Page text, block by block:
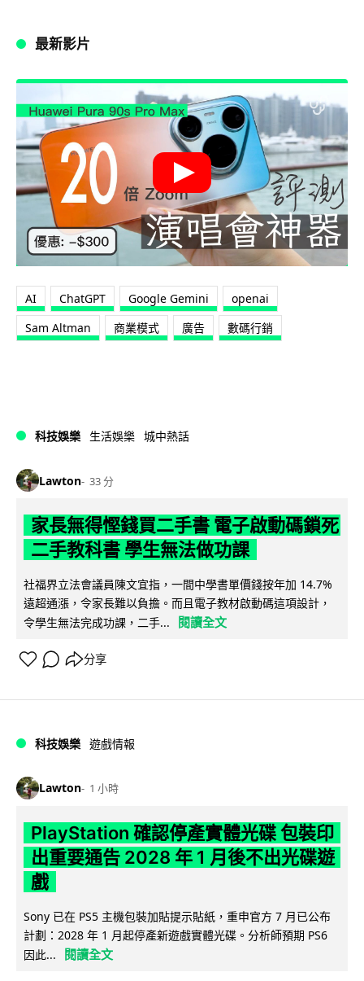
最新影片
AI ChatGPT Google Gemini
openai
Sam Altman
商業模式 廣告 數碼行銷
科技娛樂 生活娛樂 城中熱話
Lawton 33 分
家長無得慳錢買二手書 電子啟動碼鎖死
二手教科書 學生無法做功課
社福界立法會議員陳文宜指，一間中學書單價錢按年加 14.7%
遠超通漲，令家長難以負擔。而且電子教材啟動碼這項設計，
令學生無法完成功課，二手...
閱讀全文
分享
科技娛樂 遊戲情報
Lawton 1 小時
PlayStation 確認停產實體光碟 包裝印
出重要通告 2028 年 1 月後不出光碟遊
戲
Sony 已在 PS5 主機包裝加貼提示貼紙，重申官方 7 月已公布
計劃：2028 年 1 月起停產新遊戲實體光碟。分析師預期 PS6
因此...
閱讀全文